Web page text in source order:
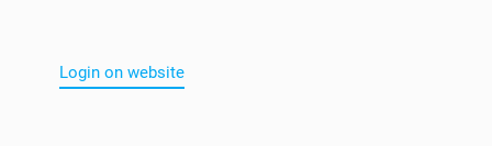
Login on website